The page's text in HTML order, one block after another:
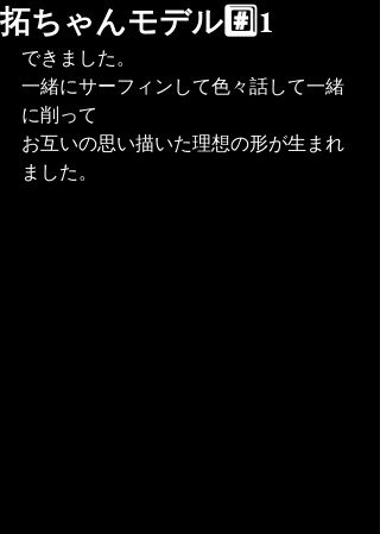
拓ちゃんモデル#️⃣1
できました。
一緒にサーフィンして色々話して一緒
に削って
お互いの思い描いた理想の形が生まれ
ました。